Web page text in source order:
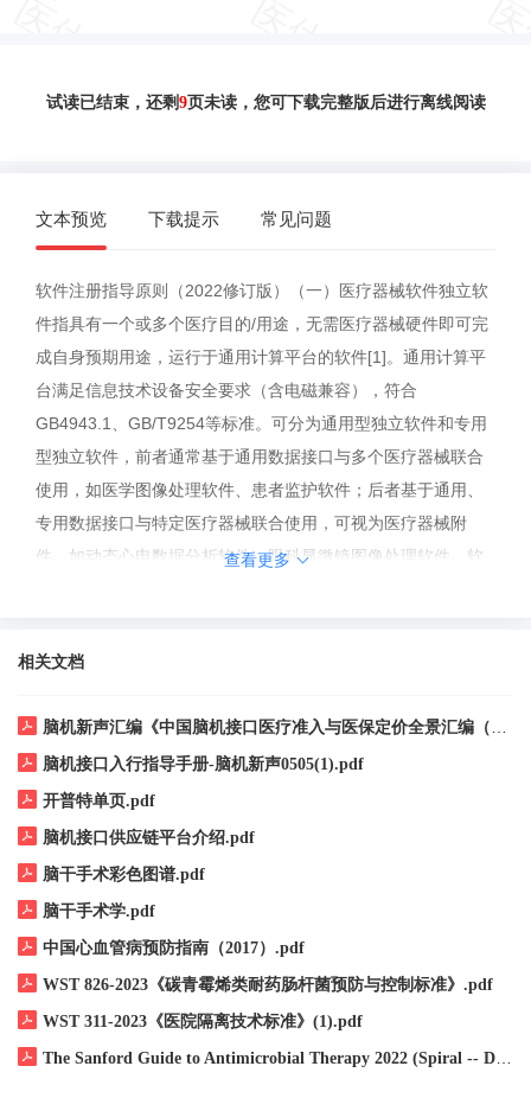
试读已结束，还剩9页未读，您可下载完整版后进行离线阅读
文本预览 下载提示 常见问题
软件注册指导原则（2022修订版）（一）医疗器械软件独立软
件指具有一个或多个医疗目的/用途，无需医疗器械硬件即可完
成自身预期用途，运行于通用计算平台的软件[1]。通用计算平
台满足信息技术设备安全要求（含电磁兼容），符合
GB4943.1、GB/T9254等标准。可分为通用型独立软件和专用
型独立软件，前者通常基于通用数据接口与多个医疗器械联合
使用，如医学图像处理软件、患者监护软件；后者基于通用、
专用数据接口与特定医疗器械联合使用，可视为医疗器械附
件，如动态心电数据分析软件、眼科显微镜图像处理软件。软
查看更多
相关文档
脑机新声汇编《中国脑机接口医疗准入与医保定价全景汇编（上册）》.pdf
脑机接口入行指导手册-脑机新声0505(1).pdf
开普特单页.pdf
脑机接口供应链平台介绍.pdf
脑干手术彩色图谱.pdf
脑干手术学.pdf
中国心血管病预防指南（2017）.pdf
WST 826-2023《碳青霉烯类耐药肠杆菌预防与控制标准》.pdf
WST 311-2023《医院隔离技术标准》(1).pdf
The Sanford Guide to Antimicrobial Therapy 2022 (Spiral -- David N_ Gilbert, MD, Henry F_ Chambers, MD, Michael S_ -- Spiral Edition, 2022 -- 9781944272197 -- b06a61431c8d6553824d20599b8d4bf2 -- Anna’s Archive.pdf